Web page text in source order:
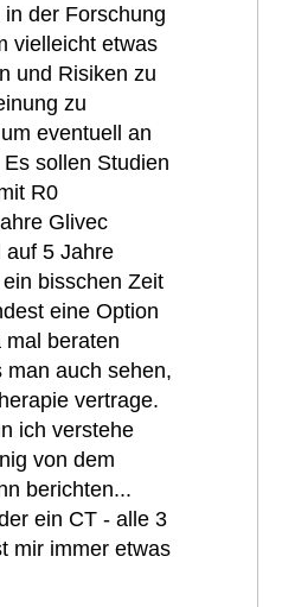
der Forschung
vielleicht etwas
und Risiken zu
zu
eventuell an
sollen Studien
R0
Glivec
auf 5 Jahre
bisschen Zeit
eine Option
mal beraten
man auch sehen,
vertrage.
ich verstehe
von dem
berichten...
ein CT - alle 3
mir immer etwas